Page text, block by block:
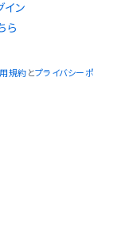
イン
ら
規約 とプライバシーポ